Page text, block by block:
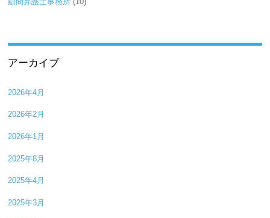
アーカイブ
2026年4月
2026年2月
2026年1月
2025年8月
2025年4月
2025年3月